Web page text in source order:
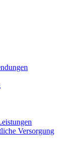
Versorgung